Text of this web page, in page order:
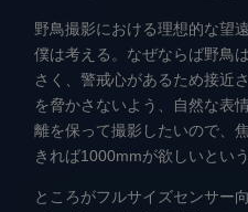
野鳥撮影における理想的な望
僕は考える。なぜならば野鳥
さく、警戒心があるため接近
を脅かさないよう、自然な表
離を保って撮影したいので、
きれば1000mmが欲しいとい
ところがフルサイズセンサー